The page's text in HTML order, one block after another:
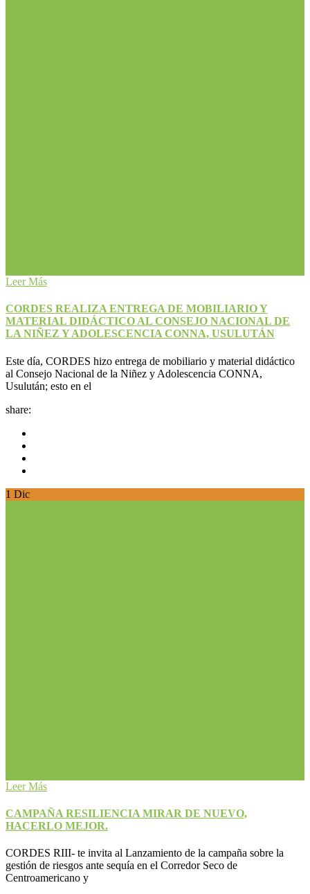
Leer Más
CORDES REALIZA ENTREGA DE MOBILIARIO Y
MATERIAL DIDÁCTICO AL CONSEJO NACIONAL DE
LA NIÑEZ Y ADOLESCENCIA CONNA, USULUTÁN
Este día, CORDES hizo entrega de mobiliario y material didáctico
al Consejo Nacional de la Niñez y Adolescencia CONNA,
Usulután; esto en el
share:
1 Dic
Leer Más
CAMPAÑA RESILIENCIA MIRAR DE NUEVO,
HACERLO MEJOR.
CORDES RIII- te invita al Lanzamiento de la campaña sobre la
gestión de riesgos ante sequía en el Corredor Seco de
Centroamericano y